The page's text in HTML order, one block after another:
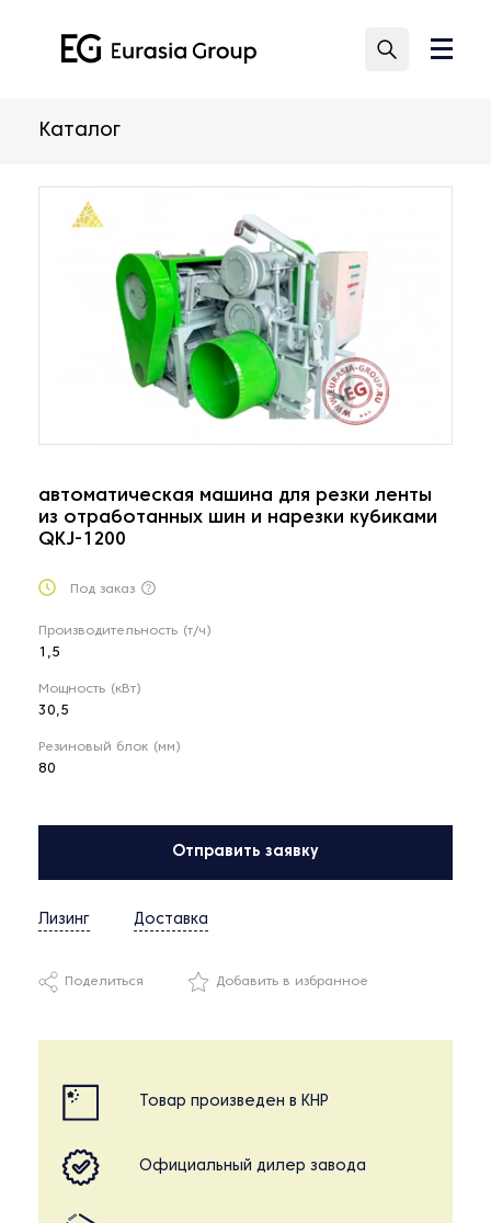
Каталог
автоматическая машина для резки ленты
из отработанных шин и нарезки кубиками
QKJ-1200
Под заказ
Производительность (т/ч)
1,5
Мощность (кВт)
30,5
Резиновый блок (мм)
80
Отправить заявку
Лизинг Доставка
Поделиться Добавить в избранное
Товар произведен в КНР
Официальный дилер завода